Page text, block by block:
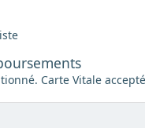
Carte Vitale